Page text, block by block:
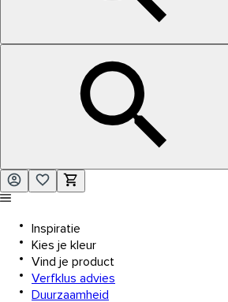
Inspiratie
Kies je kleur
Vind je product
Verfklus advies
Duurzaamheid